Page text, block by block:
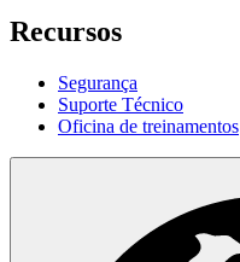
Recursos
Segurança
Suporte Técnico
Oficina de treinamentos